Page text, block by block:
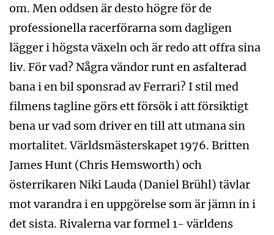
om. Men oddsen är desto högre för de
professionella racerförarna som dagligen
lägger i högsta växeln och är redo att offra sina
liv. För vad? Några vändor runt en asfalterad
bana i en bil sponsrad av Ferrari? I stil med
filmens tagline görs ett försök i att försiktigt
bena ur vad som driver en till att utmana sin
mortalitet. Världsmästerskapet 1976. Britten
James Hunt (Chris Hemsworth) och
österrikaren Niki Lauda (Daniel Brühl) tävlar
mot varandra i en uppgörelse som är jämn in i
det sista. Rivalerna var formel 1- världens